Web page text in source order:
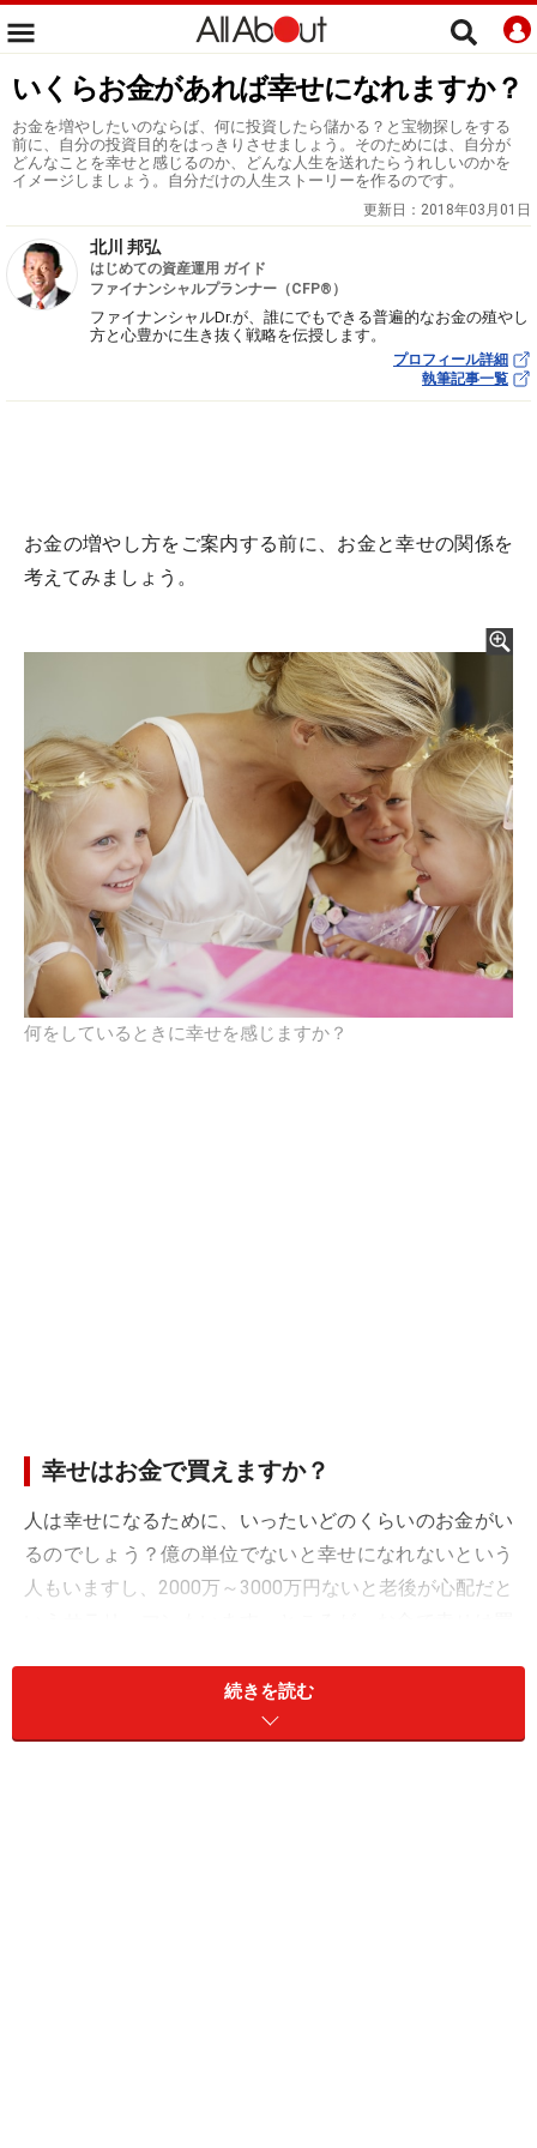
いくらお金があれば幸せになれますか？
お金を増やしたいのならば、何に投資したら儲かる？と宝物探しをする
前に、自分の投資目的をはっきりさせましょう。そのためには、自分が
どんなことを幸せと感じるのか、どんな人生を送れたらうれしいのかを
イメージしましょう。自分だけの人生ストーリーを作るのです。
更新日： 2018年03月01日
北川 邦弘
はじめての資産運用 ガイド
ファイナンシャルプランナー（CFP®）
ファイナンシャルDr.が、誰にでもできる普遍的なお金の殖やし
方と心豊かに生き抜く戦略を伝授します。
プロフィール詳細
執筆記事一覧
お金の増やし方をご案内する前に、お金と幸せの関係を
考えてみましょう。
何をしているときに幸せを感じますか？
幸せはお金で買えますか？
人は幸せになるために、いったいどのくらいのお金がい
るのでしょう？億の単位でないと幸せになれないという
人もいますし、2000万～3000万円ないと老後が心配だと
どれが正しいのかはご当人の「幸せ」の定義によってき
続きを読む